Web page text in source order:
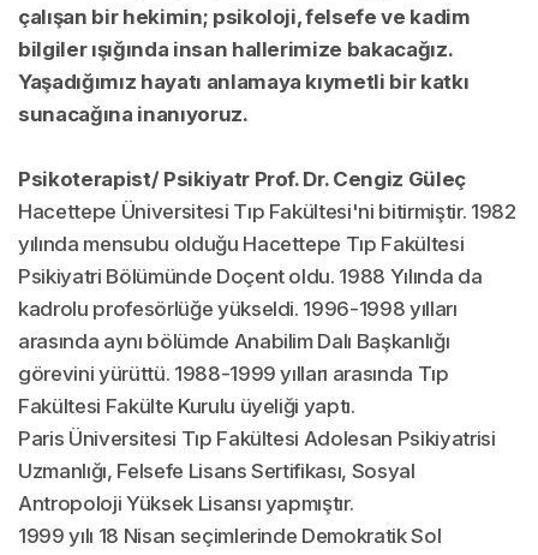
çalışan bir hekimin; psikoloji, felsefe ve kadim
bilgiler ışığında insan hallerimize bakacağız.
Yaşadığımız hayatı anlamaya kıymetli bir katkı
sunacağına inanıyoruz.
Psikoterapist/ Psikiyatr Prof. Dr. Cengiz Güleç
Hacettepe Üniversitesi Tıp Fakültesi'ni bitirmiştir. 1982
yılında mensubu olduğu Hacettepe Tıp Fakültesi
Psikiyatri Bölümünde Doçent oldu. 1988 Yılında da
kadrolu profesörlüğe yükseldi. 1996-1998 yılları
arasında aynı bölümde Anabilim Dalı Başkanlığı
görevini yürüttü. 1988-1999 yılları arasında Tıp
Fakültesi Fakülte Kurulu üyeliği yaptı.
Paris Üniversitesi Tıp Fakültesi Adolesan Psikiyatrisi
Uzmanlığı, Felsefe Lisans Sertifikası, Sosyal
Antropoloji Yüksek Lisansı yapmıştır.
1999 yılı 18 Nisan seçimlerinde Demokratik Sol